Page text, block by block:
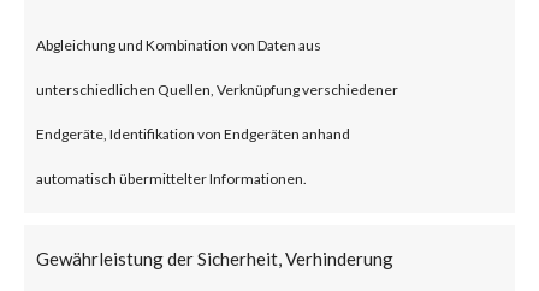
Abgleichung und Kombination von Daten aus
unterschiedlichen Quellen, Verknüpfung verschiedener
Endgeräte, Identifikation von Endgeräten anhand
automatisch übermittelter Informationen.
Gewährleistung der Sicherheit, Verhinderung
malware families have
reportedly been deployed.
FortiGuard Labs strongly
recommends all users of